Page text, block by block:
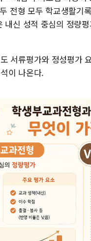
전형 모두 학교생활기
내신 성적 중심의 정량
서류평가와 정성평가
이 나온다.